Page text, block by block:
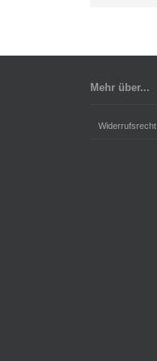
Mehr über...
Widerrufsrecht